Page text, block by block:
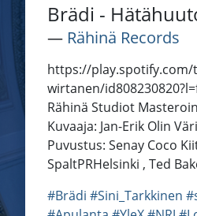
Brädi -
― Rähinä Records
https://play.spotify.com/
wirtanen/
Rähinä Studiot
Kuvaaja: Jan-Erik Olin
Puvustus: Senay Coco
SpaltPRHelsinki , Ted
#Brädi #Sini_Tarkkinen